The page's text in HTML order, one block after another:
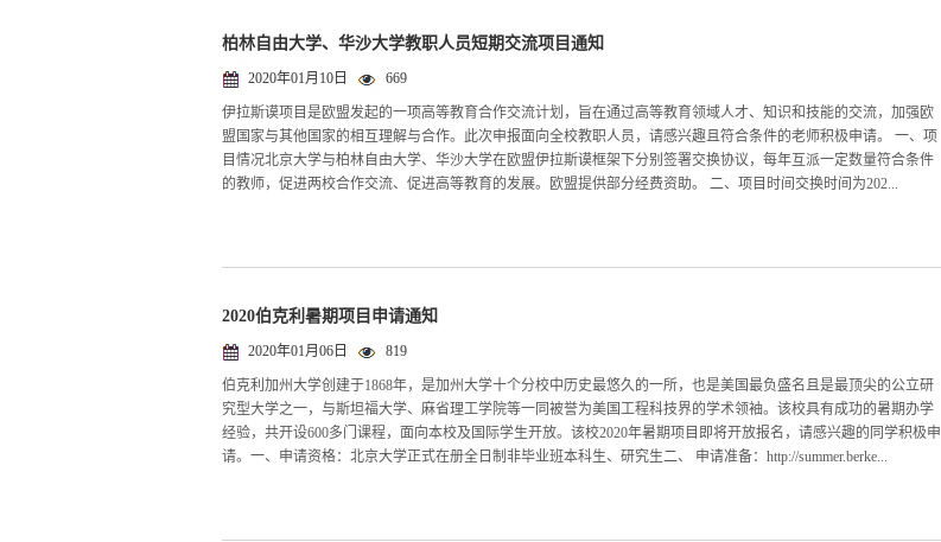
柏林自由大学、华沙大学教职人员短期交流项目通知
2020年01月10日 669
伊拉斯谟项目是欧盟发起的一项高等教育合作交流计划，旨在通过高等教育领域人才、知识和技能的交流，加强欧
盟国家与其他国家的相互理解与合作。此次申报面向全校教职人员，请感兴趣且符合条件的老师积极申请。 一、项
目情况北京大学与柏林自由大学、华沙大学在欧盟伊拉斯谟框架下分别签署交换协议，每年互派一定数量符合条件
的教师，促进两校合作交流、促进高等教育的发展。欧盟提供部分经费资助。 二、项目时间交换时间为202...
2020伯克利暑期项目申请通知
2020年01月06日 819
伯克利加州大学创建于1868年，是加州大学十个分校中历史最悠久的一所，也是美国最负盛名且是最顶尖的公立研
究型大学之一，与斯坦福大学、麻省理工学院等一同被誉为美国工程科技界的学术领袖。该校具有成功的暑期办学
经验，共开设600多门课程，面向本校及国际学生开放。该校2020年暑期项目即将开放报名，请感兴趣的同学积极申
请。一、申请资格：北京大学正式在册全日制非毕业班本科生、研究生二、 申请准备：http://summer.berke...